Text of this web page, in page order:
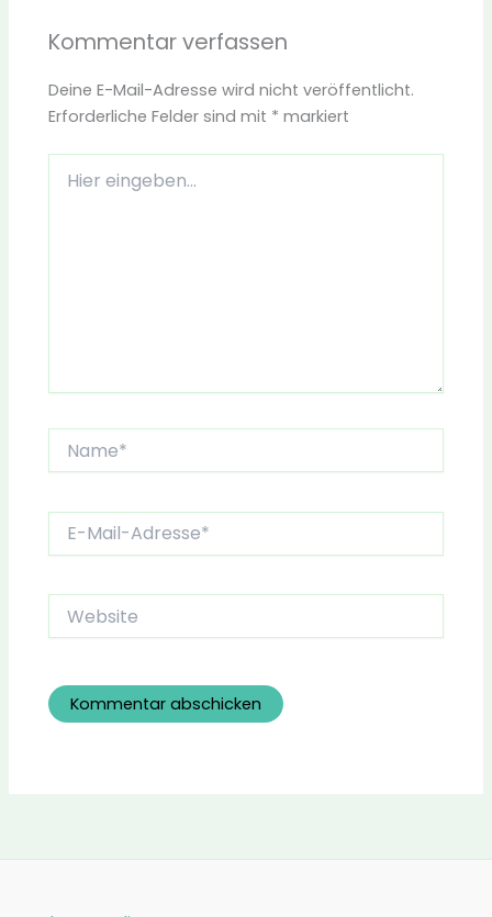
Kommentar verfassen
Deine E-Mail-Adresse wird nicht veröffentlicht.
Erforderliche Felder sind mit * markiert
eingeben…
Mail-
Website